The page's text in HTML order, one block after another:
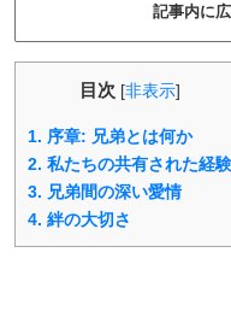
記事内に
目次 [非表示]
1. 序章: 兄弟とは何か
2. 私たちの共有された経験
3. 兄弟間の深い愛情
4. 絆の大切さ